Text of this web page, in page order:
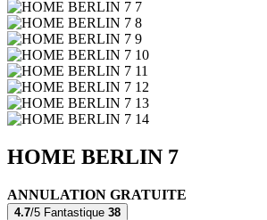
HOME BERLIN 7
ANNULATION GRATUITE
4.7/5 Fantastique 38